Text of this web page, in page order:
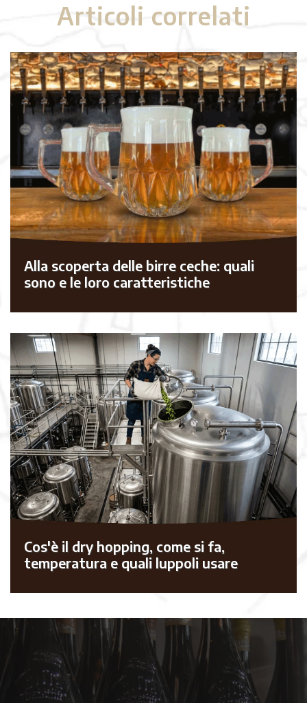
Articoli correlati
Alla scoperta delle birre ceche: quali
sono e le loro caratteristiche
Cos'è il dry hopping, come si fa,
temperatura e quali luppoli usare